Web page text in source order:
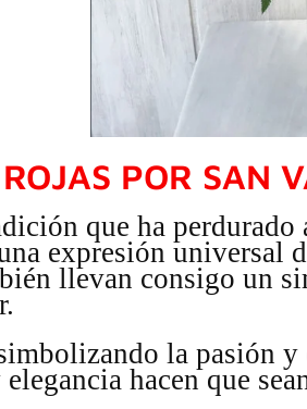
POR SAN
que ha
expresión universal
llevan consigo un
la pasión
hacen que